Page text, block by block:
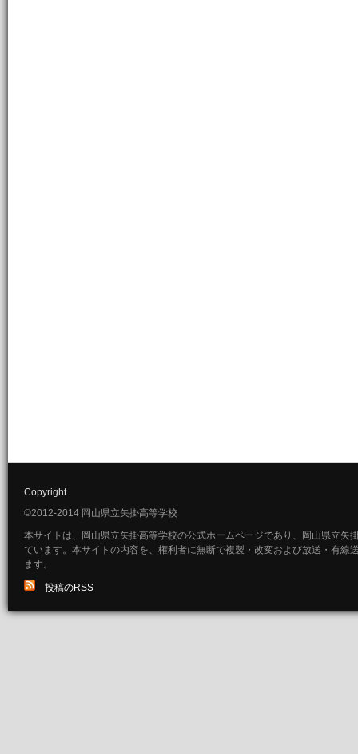
Copyright
©2012-2014 岡山県立矢掛高等学校
本サイトは、岡山県立矢掛高等学校の公式ホームページであり、岡山県立矢
ています。本サイトの内容を、権利者に無断で複製・改変および放送・有線
ます。
投稿のRSS